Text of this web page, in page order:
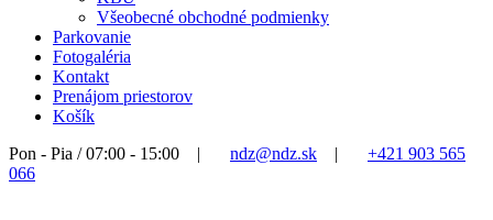
Všeobecné obchodné podmienky
Parkovanie
Fotogaléria
Kontakt
Prenájom priestorov
Košík
Pon - Pia / 07:00 - 15:00
| ndz@ndz.sk |
+421 903 565
066